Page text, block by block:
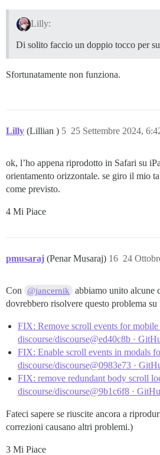
Lilly:
Di solito faccio un doppio tocco per
Sfortunatamente non funziona.
Lilly (Lillian ) 25 Settembre 2024,
5
ok, l’ho appena riprodotto in Safari su
orientamento orizzontale. se giro il mio
come previsto.
4 Mi Piace
pmusaraj (Penar Musaraj) 24
16
Con @jancernik
abbiamo unito alcune
dovrebbero risolvere questo problema su
FIX: Remove scroll events for mobile
discourse/discourse@ed40c8b ·
FIX: Enable scroll events in modals
discourse/discourse@0983e73 ·
FIX: remove redundant body scroll
discourse/discourse@9b1c6f8 ·
Fateci sapere se riuscite ancora a
correzioni causano altri problemi.)
3 Mi Piace